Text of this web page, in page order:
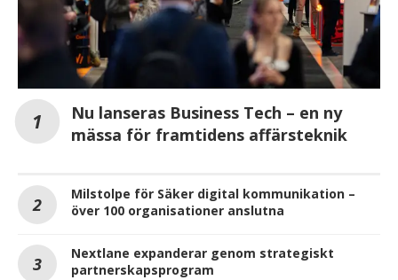
Nu lanseras Business Tech – en ny
mässa för framtidens affärsteknik
Milstolpe för Säker digital kommunikation –
över 100 organisationer anslutna
Nextlane expanderar genom strategiskt
partnerskapsprogram